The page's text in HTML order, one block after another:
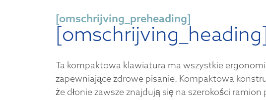
[omschrijving_preheading]
Ta kompaktowa klawiatura ma wszystkie
zapewniające zdrowe pisanie. Kompaktowa
że dłonie zawsze znajdują się na szerokości ramion